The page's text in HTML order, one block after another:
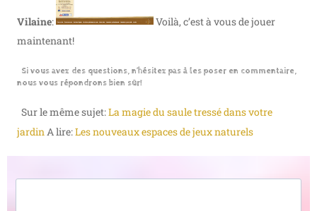
Vilaine:
Voilà, c’est à vous de jouer
maintenant!
Si vous avez des questions, n’hésitez pas à les poser en commentaire,
nous vous répondrons bien sûr!
Sur le même sujet:La magie du saule tressé dans votre
jardinA lire:Les nouveaux espaces de jeux naturels